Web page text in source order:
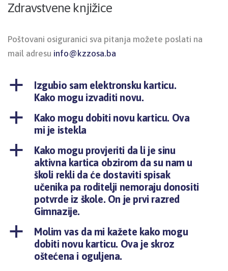
Zdravstvene knjižice
Poštovani osiguranici sva pitanja možete poslati na
mail adresu info@kzzosa.ba
a
Izgubio sam elektronsku karticu.
Kako mogu izvaditi novu.
a
Kako mogu dobiti novu karticu. Ova
mi je istekla
a
Kako mogu provjeriti da li je sinu
aktivna kartica obzirom da su nam u
školi rekli da će dostaviti spisak
učenika pa roditelji nemoraju donositi
potvrde iz škole. On je prvi razred
Gimnazije.
a
Molim vas da mi kažete kako mogu
dobiti novu karticu. Ova je skroz
oštećena i oguljena.